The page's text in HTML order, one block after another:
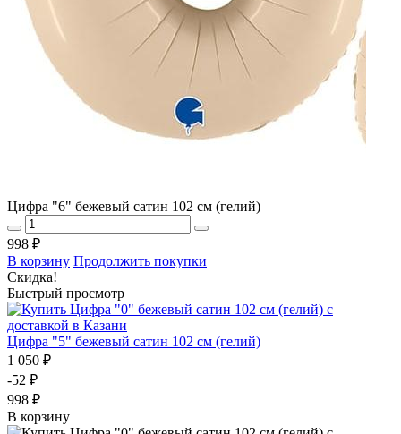
Цифра "6" бежевый сатин 102 см (гелий)
998 ₽
В корзину Продолжить покупки
Скидка!
Быстрый просмотр
Цифра "5" бежевый сатин 102 см (гелий)
1 050 ₽
-52 ₽
998 ₽
В корзину